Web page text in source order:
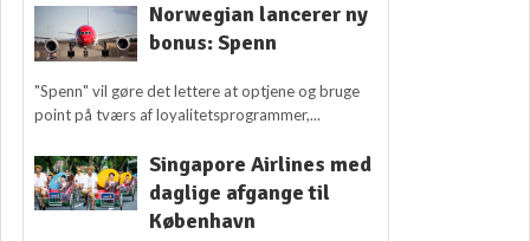
Norwegian lancerer ny
bonus: Spenn
"Spenn" vil gøre det lettere at optjene og bruge
point på tværs af loyalitetsprogrammer,...
Singapore Airlines med
daglige afgange til
København